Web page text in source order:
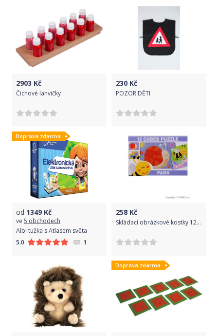
2903 Kč
Čichové lahvičky
230 Kč
POZOR DĚTI
Doprava zdarma
od 1349 Kč
ve 5 obchodech
Albi tužka s Atlasem světa
5.0
1
258 Kč
Skládací obrázkové kostky 12 ks hmyz, Dle obrázku
Doprava zdarma